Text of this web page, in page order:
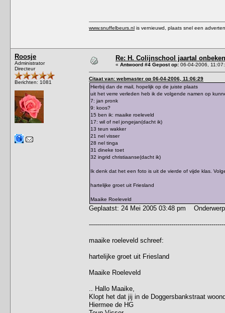
www.snuffelbeurs.nl is vernieuwd, plaats snel een
Roosje
Administrator
Directeur
Berichten: 1081
Re: H. Colijnschool jaartal
« Antwoord #4 Gepost op: 06-04-2006,
Citaat van: webmaster op 06-04-2006, 11:06:29
Hierbij dan de mail, hopelijk op de juiste plaats
uit het verre verleden heb ik de volgende namen op
7: jan pronk
9: koos?
15 ben ik: maaike roeleveld
17: wil of nel jongejan(dacht ik)
13 teun wakker
21 nel visser
28 nel tinga
31 dineke toet
32 ingrid christiaanse(dacht ik)
Ik denk dat het een foto is uit de vierde of vijde klas.
hartelijke groet uit Friesland
Maaike Roeleveld
Geplaatst: 24 Mei 2005 03:48 pm
maaike roeleveld schreef:
hartelijke groet uit Friesland
Maaike Roeleveld
.. Hallo Maaike,
Klopt het dat jij in de Doggersbankstraat
Hiermee de HG